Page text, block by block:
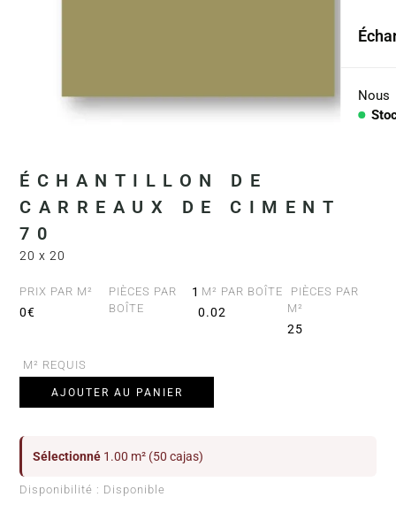
Nous
ÉCHANTILLON DE
CARREAUX DE CIMENT
70
20 x 20
PRIX PAR M²
0€
PIÈCES PAR
BOÎTE
1 M² PAR BOÎTE
0.02
PIÈCES PAR
M²
25
M² REQUIS
AJOUTER AU PANIER
Sélectionné 1.00 m² (50 cajas)
Disponibilité : Disponible